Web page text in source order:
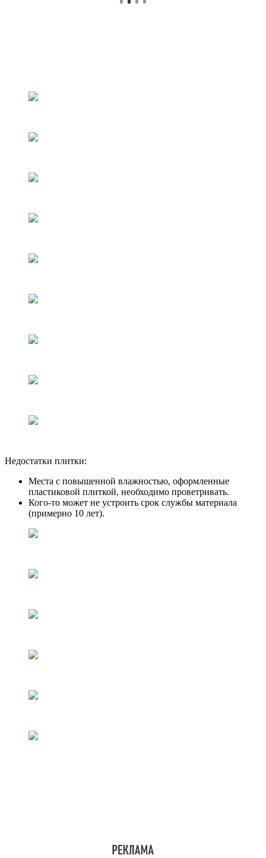
Недостатки плитки:
Места с повышенной влажностью, оформленные
пластиковой плиткой, необходимо проветривать.
Кого-то может не устроить срок службы материала
(примерно 10 лет).